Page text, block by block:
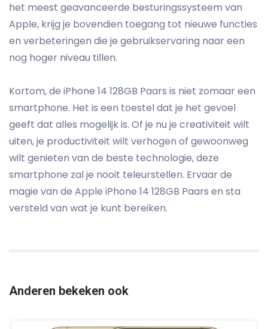
het meest geavanceerde besturingssysteem van
Apple, krijg je bovendien toegang tot nieuwe functies
en verbeteringen die je gebruikservaring naar een
nog hoger niveau tillen.
Kortom, de iPhone 14 128GB Paars is niet zomaar een
smartphone. Het is een toestel dat je het gevoel
geeft dat alles mogelijk is. Of je nu je creativiteit wilt
uiten, je productiviteit wilt verhogen of gewoonweg
wilt genieten van de beste technologie, deze
smartphone zal je nooit teleurstellen. Ervaar de
magie van de Apple iPhone 14 128GB Paars en sta
versteld van wat je kunt bereiken.
Anderen bekeken ook